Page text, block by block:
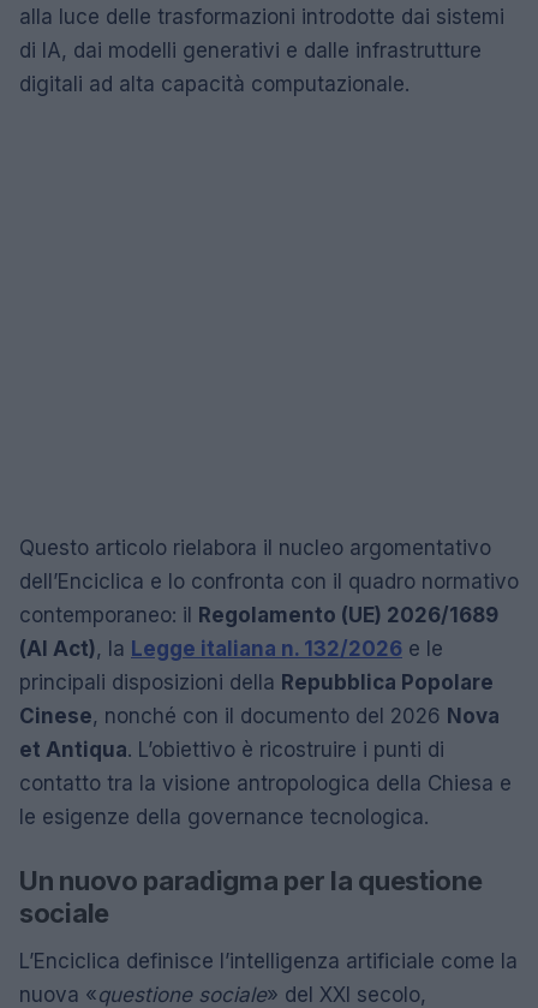
alla luce delle trasformazioni introdotte dai sistemi
di IA, dai modelli generativi e dalle infrastrutture
digitali ad alta capacità computazionale.
Questo articolo rielabora il nucleo argomentativo
dell’Enciclica e lo confronta con il quadro normativo
contemporaneo: il
Regolamento (UE) 2026/1689
(AI Act), la Legge italiana n. 132/2026 e le
principali disposizioni della Repubblica Popolare
Cinese, nonché con il documento del 2026 Nova
et Antiqua. L’obiettivo è ricostruire i punti di
contatto tra la visione antropologica della Chiesa e
le esigenze della governance tecnologica.
Un nuovo paradigma per la questione
sociale
L’Enciclica definisce l’intelligenza artificiale come la
nuova «questione sociale» del XXI secolo,